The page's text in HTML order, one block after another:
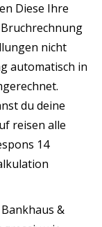
Diese Ihre
nicht
automatisch in
du deine
reisen alle
14
&